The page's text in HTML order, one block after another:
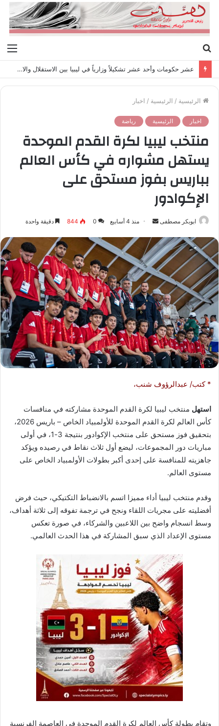
عن
عشر حكومات وأحد عشر تشكيلاً وزارياً في ليبيا بين الاستقلال والانقلاب (1951 – 1969)
الرئيسية / الرئيسية / اخبار
اخبار الرئيسية رياضة
منتخب ليبيا لكرة القدم الموحدة
يستهل مشواره في كأس العالم
بباريس بفوز مستحق على
الإكوادور
ابوبكر مصطفى
س
ل
ب
ر
ي
د
ا
ل
ك
ت
و
ي
ا
منذ 4 أسابيع 0
844 دقيقة واحدة
* كتب/ عبدالرؤوف شنب،
استهل منتخب ليبيا لكرة القدم الموحدة مشاركته في منافسات
كأس العالم لكرة القدم الموحدة للأولمبياد الخاص – باريس 2026،
بتحقيق فوز مستحق على منتخب الإكوادور بنتيجة 3-1، في أولى
مباريات دور المجموعات، ليضع أول ثلاث نقاط في رصيده ويؤكد
جاهزيته للمنافسة على إحدى أكبر بطولات الأولمبياد الخاص على
مستوى العالم.
وقدم منتخب ليبيا أداء مميزا اتسم بالانضباط التكتيكي، حيث فرض
أفضليته على مجريات اللقاء ونجح في ترجمة تفوقه إلى ثلاثة أهداف،
وسط انسجام واضح بين اللاعبين والشركاء، في صورة تعكس
مستوى الإعداد الذي سبق المشاركة في هذا الحدث العالمي.
وتقام بطولة كأس العالم لكرة القدم الموحدة في العاصمة الفرنسية